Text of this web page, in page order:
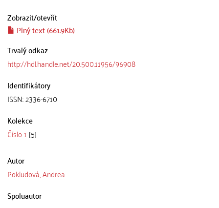
Zobrazit/otevřít
Plný text (661.9Kb)
Trvalý odkaz
http://hdl.handle.net/20.500.11956/96908
Identifikátory
ISSN: 2336-6710
Kolekce
Číslo 1 [5]
Autor
Pokludová, Andrea
Spoluautor